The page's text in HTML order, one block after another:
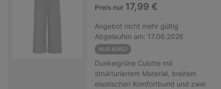
Preis nur 17,99 €
Angebot nicht mehr gültig
Abgelaufen am: 17.06.2026
NUR KURZ!
Dunkelgrüne Culotte mit
strukturiertem Material, breitem
elastischen Komfortbund und zwei